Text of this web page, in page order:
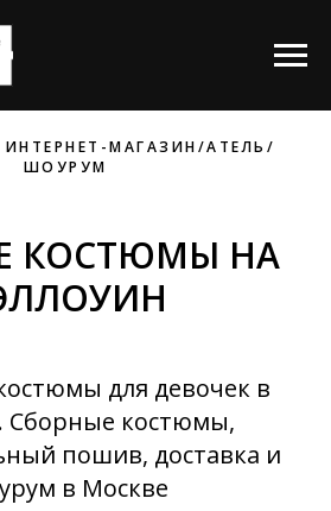
ИНТЕРНЕТ-МАГАЗИН/АТЕЛЬ/
ШОУРУМ
КОСТЮМЫ НА
для девочек в
Сборные костюмы,
пошив, доставка и
в Москве